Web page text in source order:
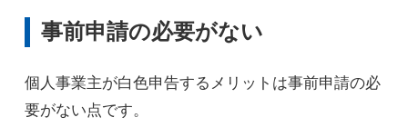
事前申請の必要がない
個人事業主が白色申告するメリットは事前申請の必
要がない点です。